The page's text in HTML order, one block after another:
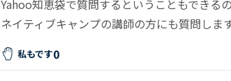
Yahoo知恵袋で質問するということもできるの
ネイティブキャンプの講師の方にも質問しま
私もです0